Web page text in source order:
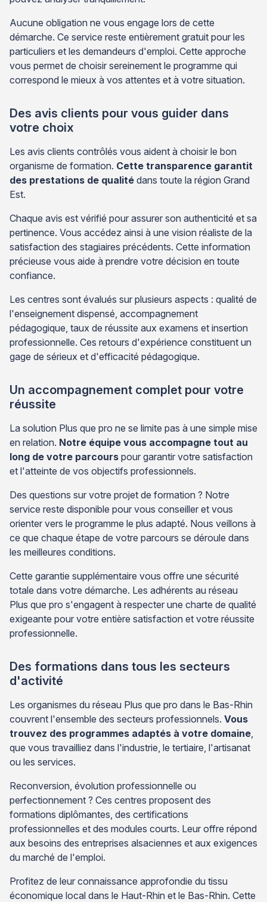
Aucune obligation ne vous engage lors de cette
démarche. Ce service reste entièrement gratuit pour les
particuliers et les demandeurs d'emploi. Cette approche
vous permet de choisir sereinement le programme qui
correspond le mieux à vos attentes et à votre situation.
Des avis clients pour vous guider dans
votre choix
Les avis clients contrôlés vous aident à choisir le bon
organisme de formation. Cette transparence garantit
des prestations de qualité dans toute la région Grand
Est.
Chaque avis est vérifié pour assurer son authenticité et sa
pertinence. Vous accédez ainsi à une vision réaliste de la
satisfaction des stagiaires précédents. Cette information
précieuse vous aide à prendre votre décision en toute
confiance.
Les centres sont évalués sur plusieurs aspects : qualité de
l'enseignement dispensé, accompagnement
pédagogique, taux de réussite aux examens et insertion
professionnelle. Ces retours d'expérience constituent un
gage de sérieux et d'efficacité pédagogique.
Un accompagnement complet pour votre
réussite
La solution Plus que pro ne se limite pas à une simple mise
en relation. Notre équipe vous accompagne tout au
long de votre parcours pour garantir votre satisfaction
et l'atteinte de vos objectifs professionnels.
Des questions sur votre projet de formation ? Notre
service reste disponible pour vous conseiller et vous
orienter vers le programme le plus adapté. Nous veillons à
ce que chaque étape de votre parcours se déroule dans
les meilleures conditions.
Cette garantie supplémentaire vous offre une sécurité
totale dans votre démarche. Les adhérents au réseau
Plus que pro s'engagent à respecter une charte de qualité
exigeante pour votre entière satisfaction et votre réussite
professionnelle.
Des formations dans tous les secteurs
d'activité
Les organismes du réseau Plus que pro dans le Bas-Rhin
couvrent l'ensemble des secteurs professionnels. Vous
trouvez des programmes adaptés à votre domaine
que vous travailliez dans l'industrie, le tertiaire, l'artisanat
ou les services.
Reconversion, évolution professionnelle ou
perfectionnement ? Ces centres proposent des
formations diplômantes, des certifications
professionnelles et des modules courts. Leur offre répond
aux besoins des entreprises alsaciennes et aux exigences
du marché de l'emploi.
Profitez de leur connaissance approfondie du tissu
économique local dans le Haut-Rhin et le Bas-Rhin. Cette